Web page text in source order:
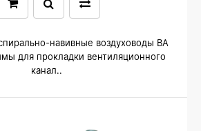
навивные воздуховоды ВА
для прокладки вентиляционного
канал..